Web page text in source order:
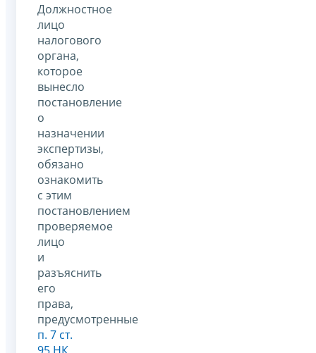
Должностное
лицо
налогового
органа,
которое
вынесло
постановление
о
назначении
экспертизы,
обязано
ознакомить
с этим
постановлением
проверяемое
лицо
и
разъяснить
его
права,
предусмотренные
п. 7 ст.